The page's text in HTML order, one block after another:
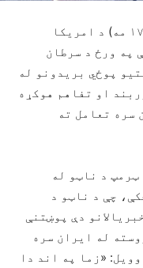
تاند (چهارشنبه، د چنګاښ/ سرطان ۱۷ مه) د امریکا
په ورځ د سرطان
پوځي بریدونو له
او تفاهم هوکړه
سره تعامل ته
د ناټو له
چې د ناټو د
دې پوښتنې
له ایران سره
«زما په اند دا